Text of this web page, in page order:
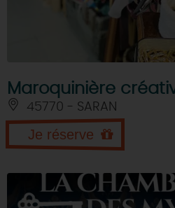
Maroquinière
45770 - SARAN
Je réserve